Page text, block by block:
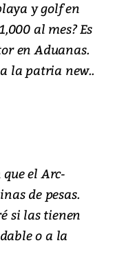
y golf en
al mes? Es
en Aduanas.
la patria new..
el Arc-
de pesas.
si las tienen
o a la